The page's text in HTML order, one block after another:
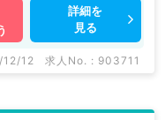
詳細を
見る
12 求人No. : 903711